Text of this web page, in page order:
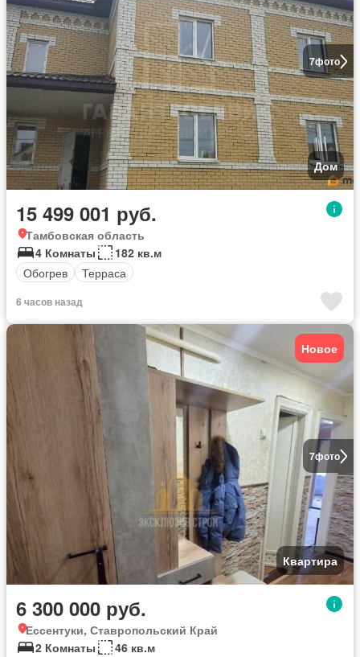
7фото
Дом
15 499 001 руб.
Тамбовская область
4 Комнаты
182 кв.м
Обогрев
Терраса
6 часов назад
7фото
Новое
Квартира
6 300 000 руб.
Ессентуки, Ставропольский Край
2 Комнаты
46 кв.м